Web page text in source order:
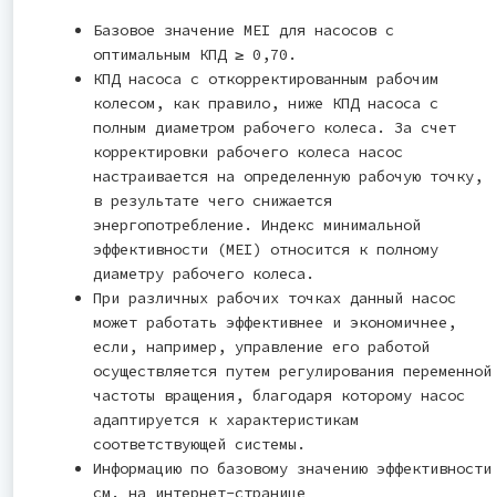
Базовое значение MEI для насосов с
оптимальным КПД ≥ 0,70.
КПД насоса с откорректированным рабочим
колесом, как правило, ниже КПД насоса с
полным диаметром рабочего колеса. За счет
корректировки рабочего колеса насос
настраивается на определенную рабочую точку,
в результате чего снижается
энергопотребление. Индекс минимальной
эффективности (MEI) относится к полному
диаметру рабочего колеса.
При различных рабочих точках данный насос
может работать эффективнее и экономичнее,
если, например, управление его работой
осуществляется путем регулирования переменной
частоты вращения, благодаря которому насос
адаптируется к характеристикам
соответствующей системы.
Информацию по базовому значению эффективности
см. на интернет-странице